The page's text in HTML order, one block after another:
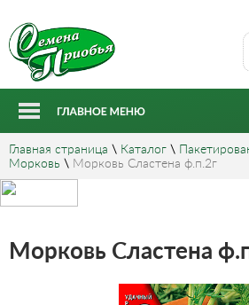
Главная страница \ Каталог \
Морковь \ Морковь Сластена ф.п.2г
Морковь Сластена